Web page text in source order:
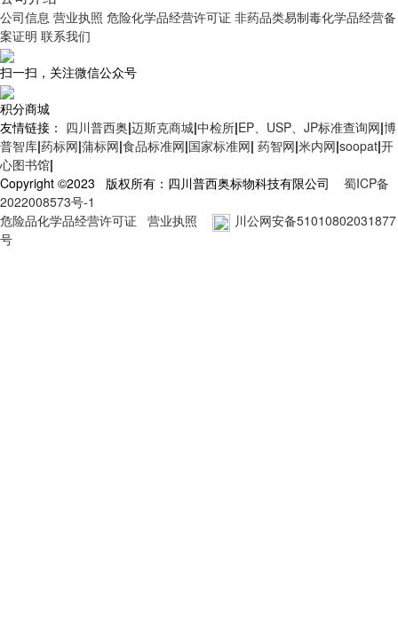
公司信息 营业执照 危险化学品经营许可证 非药品类易制毒化学品经营备
案证明 联系我们
扫一扫，关注微信公众号
积分商城
友情链接： 四川普西奥|迈斯克商城|中检所|EP、USP、JP标准查询网|博
普智库|药标网|蒲标网|食品标准网|国家标准网| 药智网|米内网|soopat|开
心图书馆|
Copyright ©2023 版权所有：四川普西奥标物科技有限公司 蜀ICP备
2022008573号-1
危险品化学品经营许可证
营业执照
川公网安备51010802031877
号